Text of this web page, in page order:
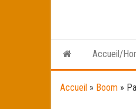
Accueil/
Accueil » Boom »